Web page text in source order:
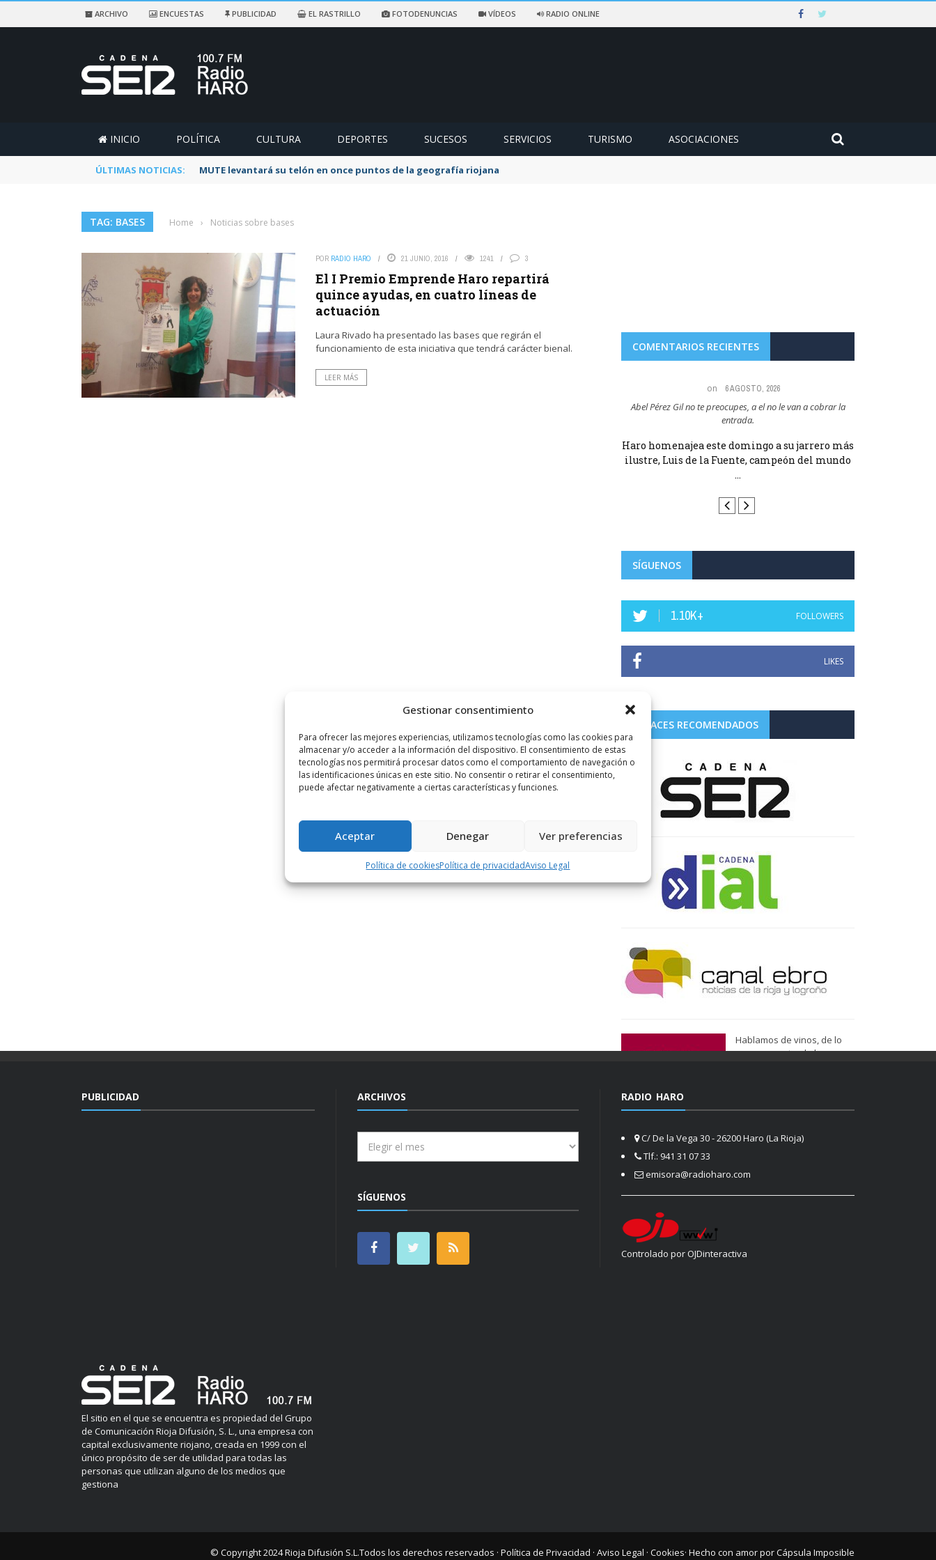
Gestionar consentimiento
Para ofrecer las mejores experiencias, utilizamos tecnologías como las cookies para
almacenar y/o acceder a la información del dispositivo. El consentimiento de estas
tecnologías nos permitirá procesar datos como el comportamiento de navegación o
las identificaciones únicas en este sitio. No consentir o retirar el consentimiento,
puede afectar negativamente a ciertas características y funciones.
Aceptar Denegar Ver preferencias
Política de cookiesPolítica de privacidadAviso Legal
ARCHIVO ENCUESTAS PUBLICIDAD EL RASTRILLO FOTODENUNCIAS VÍDEOS RADIO ONLINE
INICIO POLÍTICA CULTURA DEPORTES SUCESOS SERVICIOS TURISMO ASOCIACIONES
ÚLTIMAS NOTICIAS: MUTE levantará su telón en once puntos de la geografía riojana
TAG: BASES Home › Noticias sobre bases
POR RADIO HARO 21 JUNIO, 2016 1241 3
El I Premio Emprende Haro repartirá
quince ayudas, en cuatro líneas de
actuación
Laura Rivado ha presentado las bases que regirán el
funcionamiento de esta iniciativa que tendrá carácter bienal.
LEER MÁS
COMENTARIOS RECIENTES
on 6 AGOSTO, 2026
Abel Pérez Gil no te preocupes, a el no le van a cobrar la
entrada.
Haro homenajea este domingo a su jarrero más
ilustre, Luis de la Fuente, campeón del mundo
...
SÍGUENOS
1.10K+ FOLLOWERS
LIKES
ENLACES RECOMENDADOS
Hablamos de vinos, de lo
que nos gusta, de lo que
PUBLICIDAD
El sitio en el que se encuentra es propiedad del Grupo
de Comunicación Rioja Difusión, S. L., una empresa con
capital exclusivamente riojano, creada en 1999 con el
único propósito de ser de utilidad para todas las
personas que utilizan alguno de los medios que
gestiona
ARCHIVOS
SÍGUENOS
RADIO HARO
C/ De la Vega 30 - 26200 Haro (La Rioja)
Tlf.: 941 31 07 33
emisora@radioharo.com
Controlado por OJDinteractiva
© Copyright 2024Rioja Difusión S.L.Todos los derechos reservados · Política de Privacidad · Aviso Legal · Cookies· Hecho con amor porCápsula Imposible